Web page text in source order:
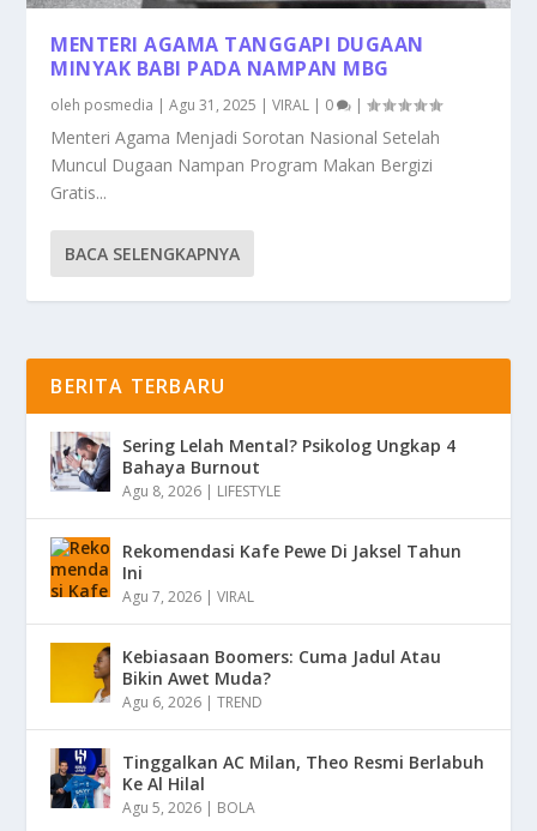
MENTERI AGAMA TANGGAPI DUGAAN
MINYAK BABI PADA NAMPAN MBG
oleh posmedia |Agu 31, 2025 |VIRAL | 0 |
Menteri Agama Menjadi Sorotan Nasional Setelah
Muncul Dugaan Nampan Program Makan Bergizi
Gratis...
BACA SELENGKAPNYA
BERITA TERBARU
Sering Lelah Mental? Psikolog Ungkap 4
Bahaya Burnout
Agu 8, 2026 | LIFESTYLE
Rekomendasi Kafe Pewe Di Jaksel Tahun
Ini
Agu 7, 2026 |VIRAL
Kebiasaan Boomers: Cuma Jadul Atau
Bikin Awet Muda?
Agu 6, 2026 |TREND
Tinggalkan AC Milan, Theo Resmi Berlabuh
Ke Al Hilal
Agu 5, 2026 | BOLA